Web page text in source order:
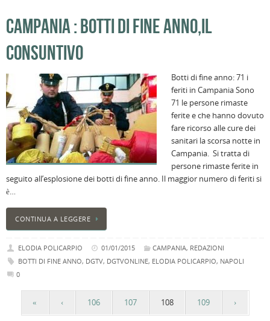
CAMPANIA : BOTTI DI FINE ANNO,IL
CONSUNTIVO
Botti di fine anno: 71 i
feriti in Campania Sono
71 le persone rimaste
ferite e che hanno dovuto
fare ricorso alle cure dei
sanitari la scorsa notte in
Campania. Si tratta di
persone rimaste ferite in
seguito all’esplosione dei botti di fine anno. Il maggior numero di feriti si
è…
CONTINUA A LEGGERE
ELODIA POLICARPIO 01/01/2015 CAMPANIA, REDAZIONI
BOTTI DI FINE ANNO, DGTV, DGTVONLINE, ELODIA POLICARPIO, NAPOLI
0
« ‹ 106 107 108 109 ›